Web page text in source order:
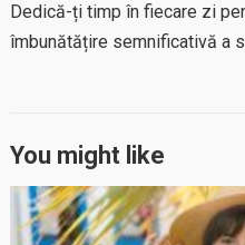
Dedică-ți timp în fiecare zi
îmbunătățire semnificativă a
You might like